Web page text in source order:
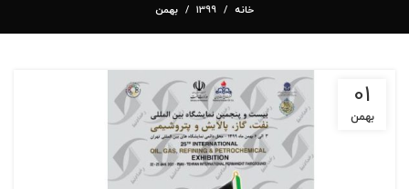
خانه 1399 بهمن
01
بهمن